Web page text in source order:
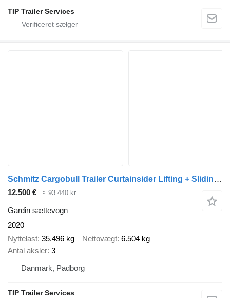
TIP Trailer Services
Schmitz Cargobull Trailer Curtainsider Lifting + Sliding Roof Straight
12.500 € ≈ 93.440 kr.
Gardin sættevogn
2020
Nyttelast 35.496 kg Nettovægt 6.504 kg
Antal aksler 3
Danmark, Padborg
TIP Trailer Services